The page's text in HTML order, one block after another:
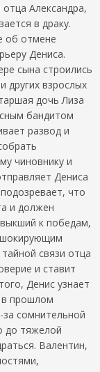
Александра,
в драку.
об отмене
Дениса.
сына строились
других взрослых
дочь Лиза
бандитом
развод и
чиновнику и
Дениса
что
и должен
к победам,
шокирующим
связи отца
и ставит
Денис узнает
прошлом
сомнительной
до тяжелой
Валентин,